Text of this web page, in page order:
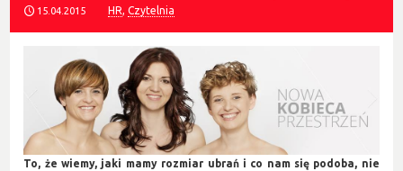
15.04.2015 HR,Czytelnia
To, że wiemy, jaki mamy rozmiar ubrań i co nam się podoba, nie